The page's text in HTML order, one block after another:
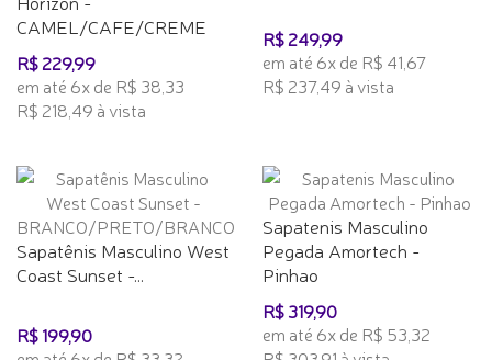
CAMEL/CAFE/CREME
R$ 229,99
em até 6x de R$ 38,33
R$ 218,49 à vista
R$ 249,99
em até 6x de R$ 41,67
R$ 237,49 à vista
Sapatênis Masculino West
Coast Sunset -...
R$ 199,90
Sapatenis Masculino
Pegada Amortech -
Pinhao
R$ 319,90
em até 6x de R$ 53,32